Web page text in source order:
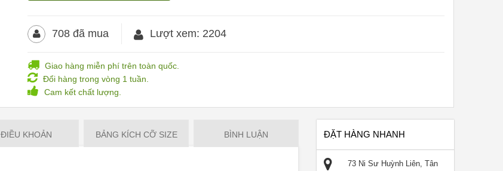
708 đã mua Lượt xem: 2204
Giao hàng miễn phí trên toàn quốc.
Đổi hàng trong vòng 1 tuần.
Cam kết chất lượng.
ĐIỀU KHOẢN BẢNG KÍCH CỠ SIZE BÌNH LUẬN ĐẶT HÀNG NHANH
73 Ni Sư Huỳnh Liên, Tân